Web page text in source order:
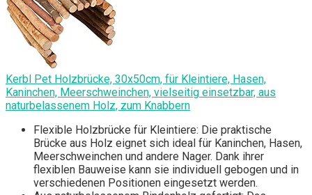
Kerbl Pet Holzbrücke, 30x50cm, für Kleintiere, Hasen,
Kaninchen, Meerschweinchen, vielseitig einsetzbar, aus
naturbelassenem Holz, zum Knabbern
Flexible Holzbrücke für Kleintiere: Die praktische
Brücke aus Holz eignet sich ideal für Kaninchen, Hasen,
Meerschweinchen und andere Nager. Dank ihrer
flexiblen Bauweise kann sie individuell gebogen und in
verschiedenen Positionen eingesetzt werden.